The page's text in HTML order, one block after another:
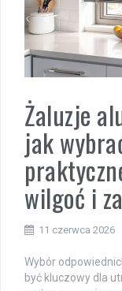
Żaluzje
jak
wilgoć i
11 czerwca 2026
Wybór
być kluczowy dla